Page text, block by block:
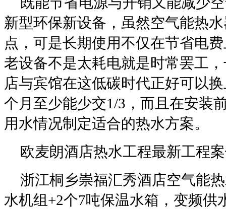
新型环保新设备，虽然空气能热
点，可是长期使用不仅在节省电
老设备不是太耗电就是时常罢工
店与宾馆在这低碳时代正好可以
个月至少能少交1/3 ，而且在安装
用水情况制定适合的热水方案。
欧麦朗酒店热水工程最新工程
浙江桐乡崇福汇秀酒店空气能
水机组+2个7吨保温水箱，变频供